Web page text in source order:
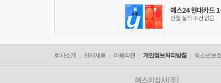
회사소개 인재채용 이용약관 개인정보처리방침 청소년보